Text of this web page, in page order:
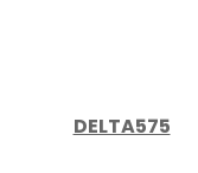
DELTA575